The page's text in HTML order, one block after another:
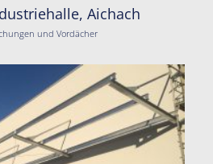
Aichach
und Vordächer